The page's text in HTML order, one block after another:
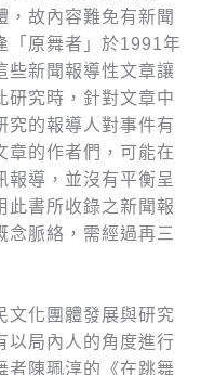
，故內容難免有新聞
「原舞者」於1991年
些新聞報導性文章讓
研究時，針對文章中
究的報導人對事件有
章的作者們，可能在
報導，並沒有平衡呈
此書所收錄之新聞報
念脈絡，需經過再三
化團體發展與研究
以局內人的角度進行
者 陳珮淳的《在跳舞